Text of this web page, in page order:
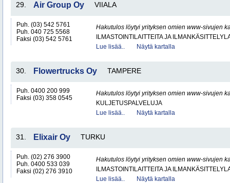
29. Air Group Oy VIIALA
Puh. (03) 542 5761
Puh. 040 725 5568
Faksi (03) 542 5761
Hakutulos löytyi yrityksen omien www-sivujen
ILMASTOINTILAITTEITA JA
Lue lisää..
Näytä kartalla
30. Flowertrucks Oy TAMPERE
Puh. 0400 200 999
Faksi (03) 358 0545
Hakutulos löytyi yrityksen omien www-sivujen
KULJETUSPALVELUJA
Lue lisää..
Näytä kartalla
31. Elixair Oy TURKU
Puh. (02) 276 3900
Puh. 0400 533 039
Faksi (02) 276 3910
Hakutulos löytyi yrityksen omien www-sivujen
ILMASTOINTILAITTEITA JA
Lue lisää..
Näytä kartalla